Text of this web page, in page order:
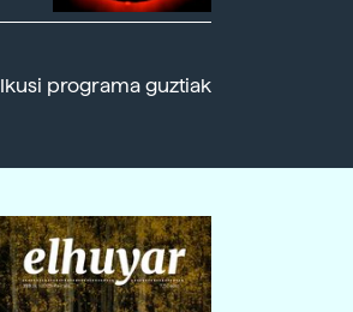
Ikusi programa guztiak